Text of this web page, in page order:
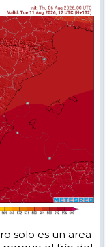
solo es un area